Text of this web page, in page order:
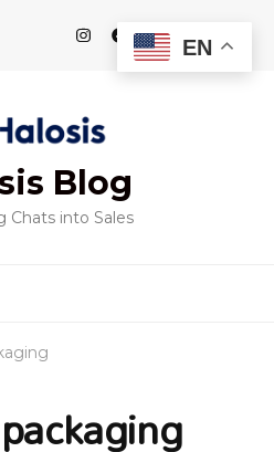
Blog
Chats into Sales
EN